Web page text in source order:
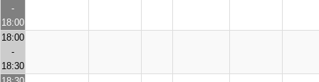
-
18:00
18:00
-
18:30